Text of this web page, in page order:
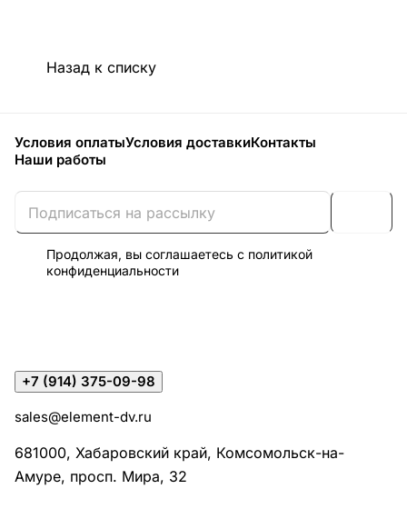
Назад к списку
Условия оплатыУсловия доставкиКонтакты
Наши работы
Продолжая, вы соглашаетесь с политикой
конфиденциальности
+7 (914) 375-09-98
sales@element-dv.ru
681000, Хабаровский край, Комсомольск-на-
Амуре, просп. Мира, 32